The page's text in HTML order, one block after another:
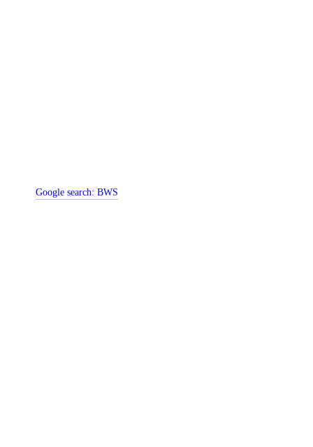
Google search:BWS